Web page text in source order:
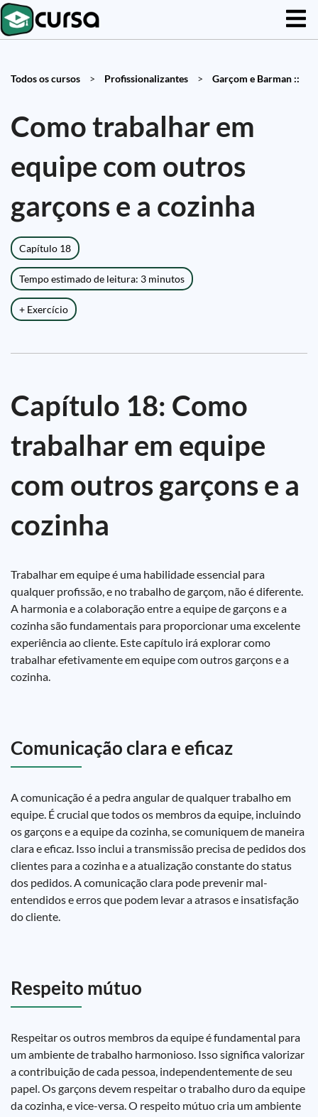
Todos os cursos > Profissionalizantes > Garçom e Barman ::
Como trabalhar em
equipe com outros
garçons e a cozinha
Capítulo 18
Tempo estimado de leitura: 3 minutos
+ Exercício
Capítulo 18: Como
trabalhar em equipe
com outros garçons e a
cozinha
Trabalhar em equipe é uma habilidade essencial para
qualquer profissão, e no trabalho de garçom, não é diferente.
A harmonia e a colaboração entre a equipe de garçons e a
cozinha são fundamentais para proporcionar uma excelente
experiência ao cliente. Este capítulo irá explorar como
trabalhar efetivamente em equipe com outros garçons e a
cozinha.
Comunicação clara e eficaz
A comunicação é a pedra angular de qualquer trabalho em
equipe. É crucial que todos os membros da equipe, incluindo
os garçons e a equipe da cozinha, se comuniquem de maneira
clara e eficaz. Isso inclui a transmissão precisa de pedidos dos
clientes para a cozinha e a atualização constante do status
dos pedidos. A comunicação clara pode prevenir mal-
entendidos e erros que podem levar a atrasos e insatisfação
do cliente.
Respeito mútuo
Respeitar os outros membros da equipe é fundamental para
um ambiente de trabalho harmonioso. Isso significa valorizar
a contribuição de cada pessoa, independentemente de seu
papel. Os garçons devem respeitar o trabalho duro da equipe
da cozinha, e vice-versa. O respeito mútuo cria um ambiente